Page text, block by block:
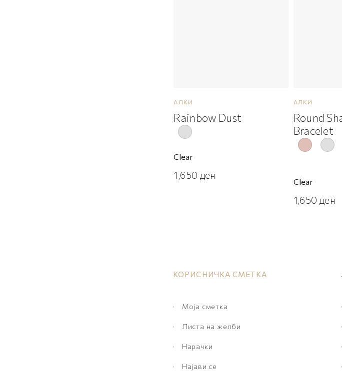
АЛКИ
Rainbow Dust
Clear
1,650 ден
АЛКИ
Round
Bracelet
Clear
1,650 ден
КОРИСНИЧКА СМЕТКА
Моја сметка
Листа на желби
Нарачки
Најави се